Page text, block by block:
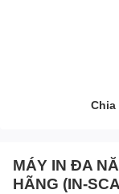
Chia
MÁY IN ĐA
HÃNG (IN-